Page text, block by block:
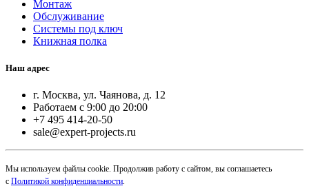
Монтаж
Обслуживание
Системы под ключ
Книжная полка
Наш адрес
г. Москва, ул. Чаянова, д. 12
Работаем с 9:00 до 20:00
+7 495 414-20-50
sale@expert-projects.ru
Мы используем файлы cookie. Продолжив работу с сайтом, вы соглашаетесь
с Политикой конфиденциальности.